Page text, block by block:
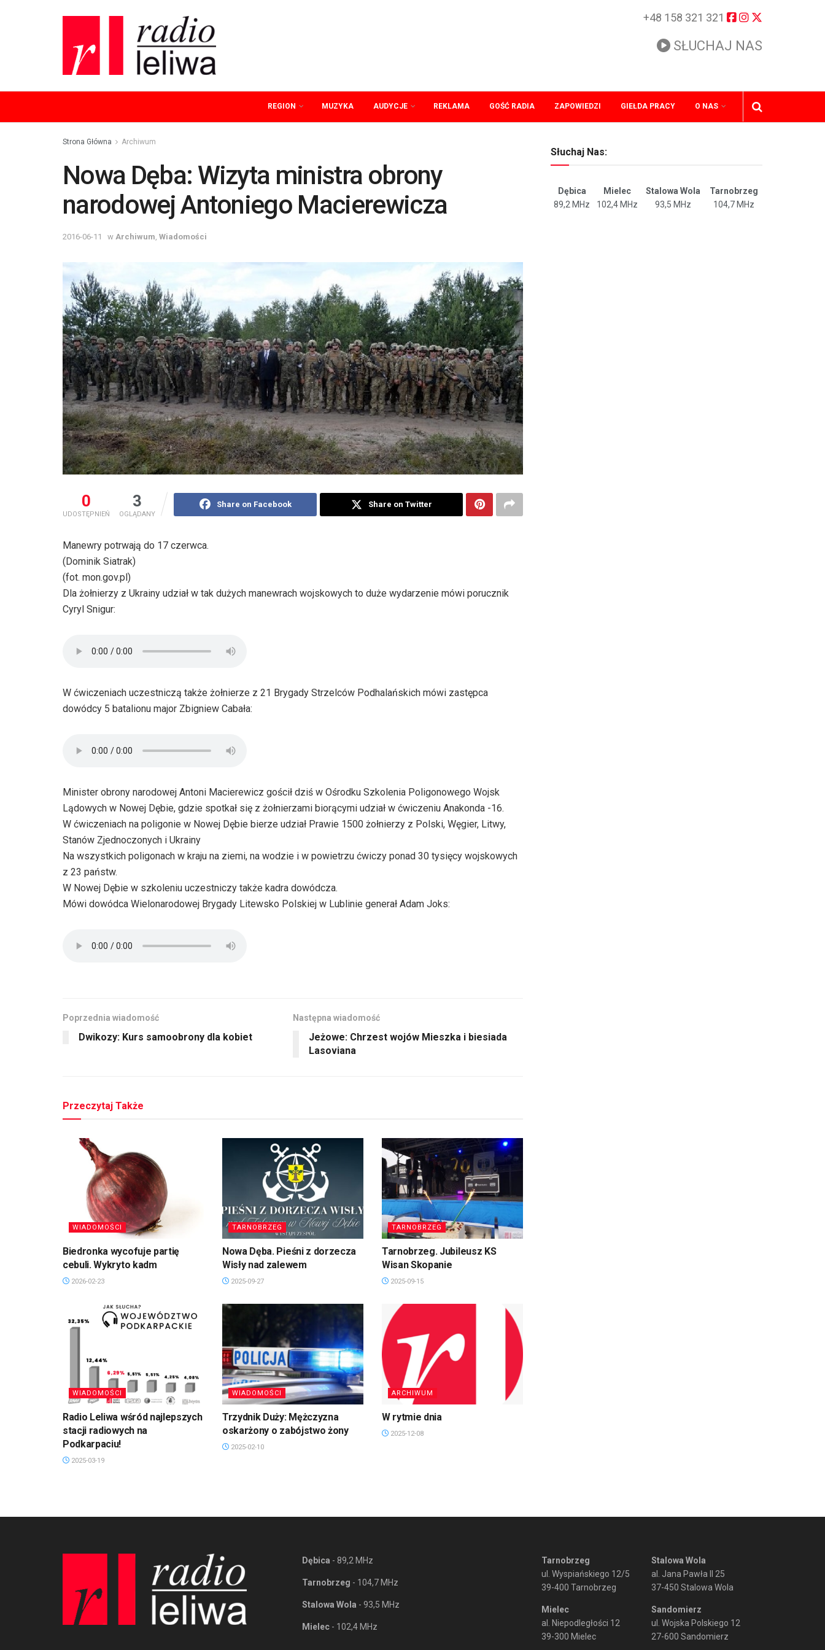
+48 158 321 321
SŁUCHAJ NAS
REGION MUZYKA AUDYCJE REKLAMA GOŚĆ RADIA ZAPOWIEDZI GIEŁDA PRACY O NAS
Strona Główna Archiwum
Nowa Dęba: Wizyta ministra obrony
narodowej Antoniego Macierewicza
2016-06-11 w Archiwum Wiadomości
0
UDOSTĘPNIEŃ
3
OGLĄDANY
Share on Facebook Share on Twitter
Manewry potrwają do 17 czerwca.
(Dominik Siatrak)
(fot. mon.gov.pl)
Dla żołnierzy z Ukrainy udział w tak dużych manewrach wojskowych to duże wydarzenie mówi porucznik
Cyryl Snigur:
W ćwiczeniach uczestniczą także żołnierze z 21 Brygady Strzelców Podhalańskich mówi zastępca
dowódcy 5 batalionu major Zbigniew Cabała:
Minister obrony narodowej Antoni Macierewicz gościł dziś w Ośrodku Szkolenia Poligonowego Wojsk
Lądowych w Nowej Dębie, gdzie spotkał się z żołnierzami biorącymi udział w ćwiczeniu Anakonda -16.
W ćwiczeniach na poligonie w Nowej Dębie bierze udział Prawie 1500 żołnierzy z Polski, Węgier, Litwy,
Stanów Zjednoczonych i Ukrainy
Na wszystkich poligonach w kraju na ziemi, na wodzie i w powietrzu ćwiczy ponad 30 tysięcy wojskowych
z 23 państw.
W Nowej Dębie w szkoleniu uczestniczy także kadra dowódcza.
Mówi dowódca Wielonarodowej Brygady Litewsko Polskiej w Lublinie generał Adam Joks:
Poprzednia wiadomość
Dwikozy: Kurs samoobrony dla kobiet
Następna wiadomość
Jeżowe: Chrzest wojów Mieszka i biesiada
Lasoviana
Przeczytaj Także
WIADOMOŚCI
Biedronka wycofuje partię
cebuli. Wykryto kadm
2026-02-23
TARNOBRZEG
Nowa Dęba. Pieśni z dorzecza
Wisły nad zalewem
2025-09-27
TARNOBRZEG
Tarnobrzeg. Jubileusz KS
Wisan Skopanie
2025-09-15
WIADOMOŚCI
Radio Leliwa wśród najlepszych
stacji radiowych na
Podkarpaciu!
2025-03-19
WIADOMOŚCI
Trzydnik Duży: Mężczyzna
oskarżony o zabójstwo żony
2025-02-10
ARCHIWUM
W rytmie dnia
2025-12-08
Słuchaj Nas:
Dębica Mielec Stalowa Wola
Tarnobrzeg
89,2 MHz
102,4 MHz 93,5 MHz 104,7 MHz
Dębica - 89,2 MHz
Tarnobrzeg - 104,7 MHz
Stalowa Wola - 93,5 MHz
Mielec - 102,4 MHz
Tarnobrzeg
ul. Wyspiańskiego 12/5
39-400 Tarnobrzeg
Mielec
al. Niepodległości 12
39-300 Mielec
Stalowa Wola
al. Jana Pawła II 25
37-450 Stalowa Wola
Sandomierz
ul. Wojska Polskiego 12
27-600 Sandomierz